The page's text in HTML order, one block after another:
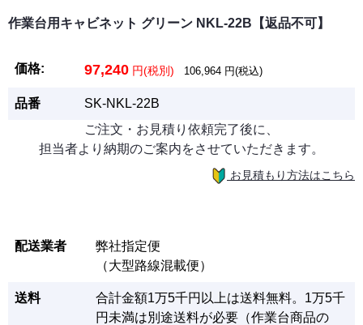
作業台用キャビネット グリーン NKL-22B【返品不可】
価格: 97,240 円(税別) 106,964 円(税込)
品番
SK-NKL-22B
ご注文・お見積り依頼完了後に、
担当者より納期のご案内をさせていただきます。
お見積もり方法はこちら
配送業者
弊社指定便
（大型路線混載便）
送料
合計金額1万5千円以上は送料無料。1万5千
円未満は別途送料が必要（作業台商品の